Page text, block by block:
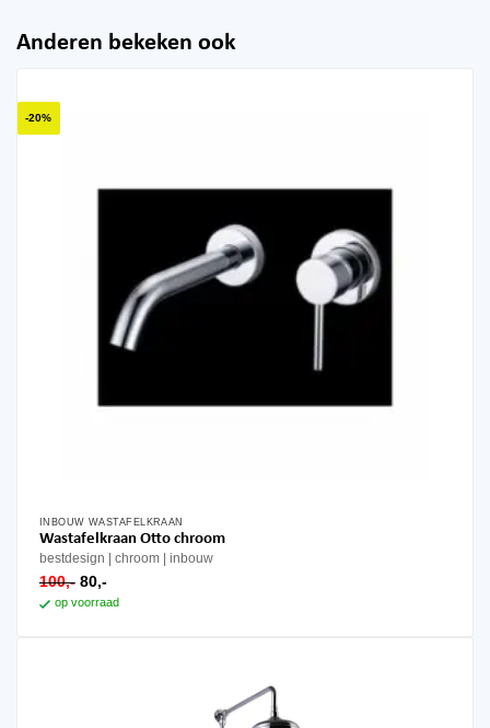
Anderen bekeken ook
-20%
INBOUW WASTAFELKRAAN
Wastafelkraan Otto chroom
bestdesign chroom inbouw
100,- oorspronkelijke
was:
80,-huidige
prijs
is:
op voorraad